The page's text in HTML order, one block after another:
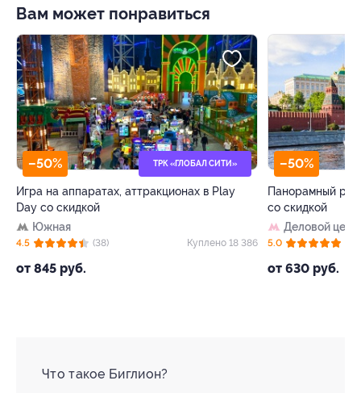
Вам может понравиться
–50% ТРК «ГЛОБАЛ СИТИ»
Игра на аппаратах, аттракционах в Play
Day со скидкой
Южная
от 845 руб.
4.5 (38) Куплено 18 386
–50%
Панорамный
со скидкой
Деловой
от 630 руб.
5.0
Что такое Биглион?